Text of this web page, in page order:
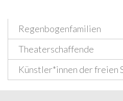
Regenbogenfamilien
Theaterschaffende
Künstler*innen der freien